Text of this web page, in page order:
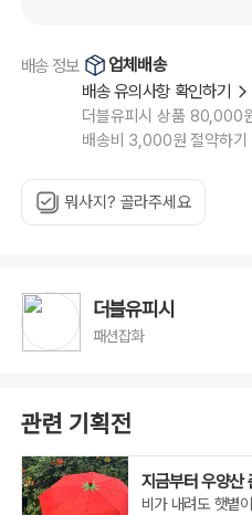
배송 정보
업체배송
배송 유의사항 확인하기
더블유피시 상품 80,000
배송비 3,000원 절약하기
뭐사지? 골라주세요
더블유피시
패션잡화
관련 기획전
지금부터 우양산
비가 내려도 햇볕